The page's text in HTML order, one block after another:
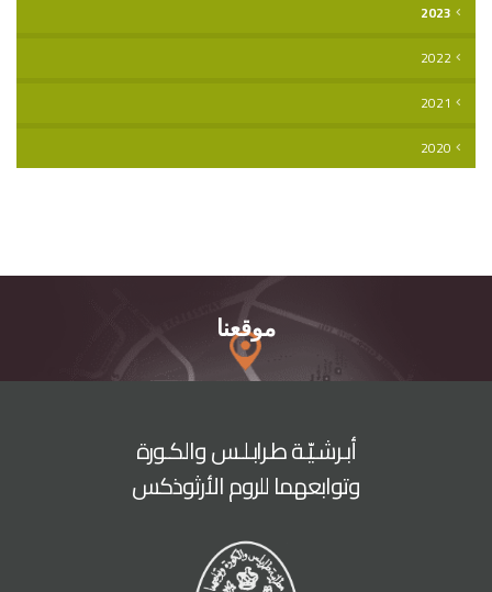
2023
2022
2021
2020
موقعنا
أبـرشـيّـة طـرابـلـس والكـورة
وتوابعهما للروم الأرثوذكس